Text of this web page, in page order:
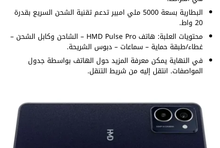
البطارية بسعة 5000 ملي امبير تدعم تقنية الشحن السريع بقدرة
20 واط.
محتويات العلبة: هاتف HMD Pulse Pro – الشاحن وكابل الشحن –
غطاء/طبقة حماية – سماعات – دبوس الشريحة.
في النهاية يمكن معرفة المزيد حول الهاتف بواسطة جدول
المواصفات. انتقل إليه من شريط التنقل.